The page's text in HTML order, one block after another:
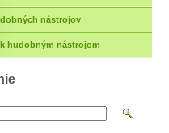
nástrojov
hudobným nástrojom